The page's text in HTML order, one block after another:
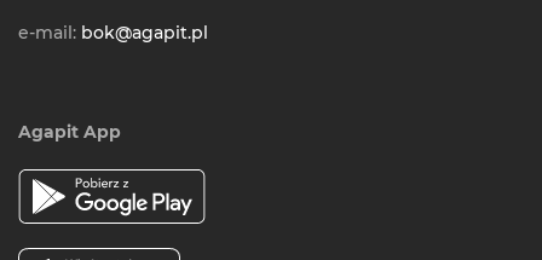
e-mail: bok@agapit.pl
Agapit App